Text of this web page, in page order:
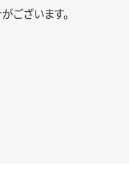
ございます。